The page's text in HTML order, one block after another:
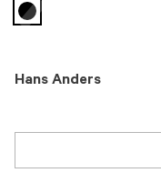
Hans Anders
selected